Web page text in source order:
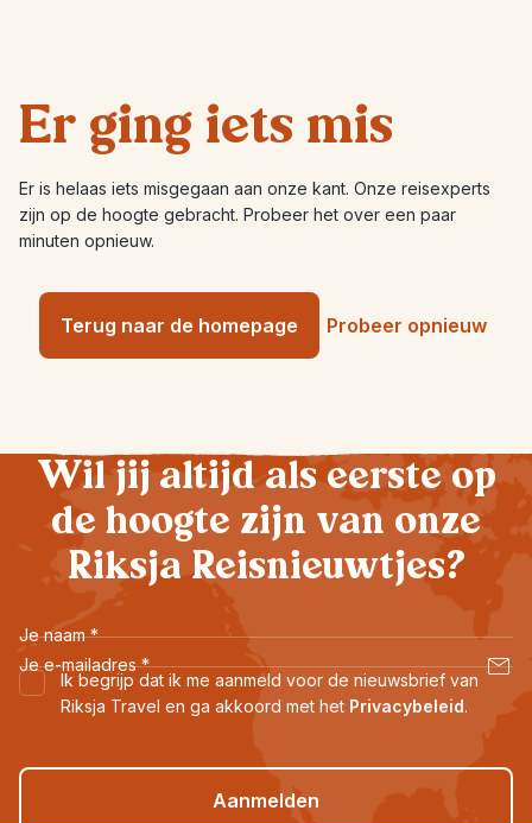
Er ging iets mis
Er is helaas iets misgegaan aan onze kant. Onze reisexperts
zijn op de hoogte gebracht. Probeer het over een paar
minuten opnieuw.
Terug naar de homepage Probeer opnieuw
Wil jij altijd als eerste op
de hoogte zijn van onze
Riksja Reisnieuwtjes?
Je naam *
Je e-mailadres *
Ik begrijp dat ik me aanmeld voor de nieuwsbrief van
Riksja Travel en ga akkoord met het Privacybeleid.
Aanmelden